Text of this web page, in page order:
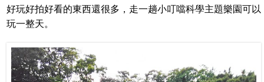
好玩好拍好看的東西還很多，走一趟小叮噹科學主題樂園可以
玩一整天。